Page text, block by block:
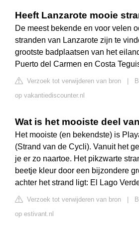
Heeft Lanzarote mooie
De meest bekende en voor velen
stranden van Lanzarote zijn te
grootste badplaatsen van het
Puerto del Carmen en Costa
Verzoek tot verwijderen van bron
op vakantiediscounter.nl
Wat is het mooiste deel
Het mooiste (en bekendste) is
(Strand van de Cycli). Vanuit het
je er zo naartoe. Het pikzwarte
beetje kleur door een bijzondere
achter het strand ligt: El Lago
Verzoek tot verwijderen van bron
op estivant.nl